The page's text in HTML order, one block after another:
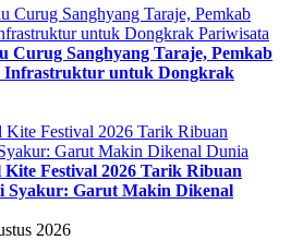
Curug Sanghyang Taraje, Pemkab
Infrastruktur untuk Dongkrak
Festival 2026 Tarik Ribuan
Syakur: Garut Makin Dikenal
2026